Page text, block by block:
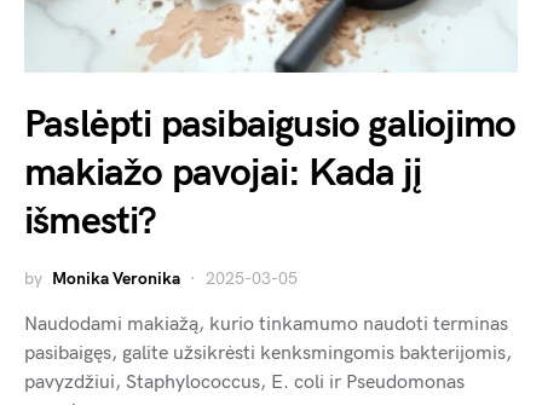
Paslėpti pasibaigusio galiojimo
makiažo pavojai: Kada jį
išmesti?
by Monika Veronika 2025-03-05
Naudodami makiažą, kurio tinkamumo naudoti terminas
pasibaigęs, galite užsikrėsti kenksmingomis bakterijomis,
pavyzdžiui, Staphylococcus, E. coli ir Pseudomonas